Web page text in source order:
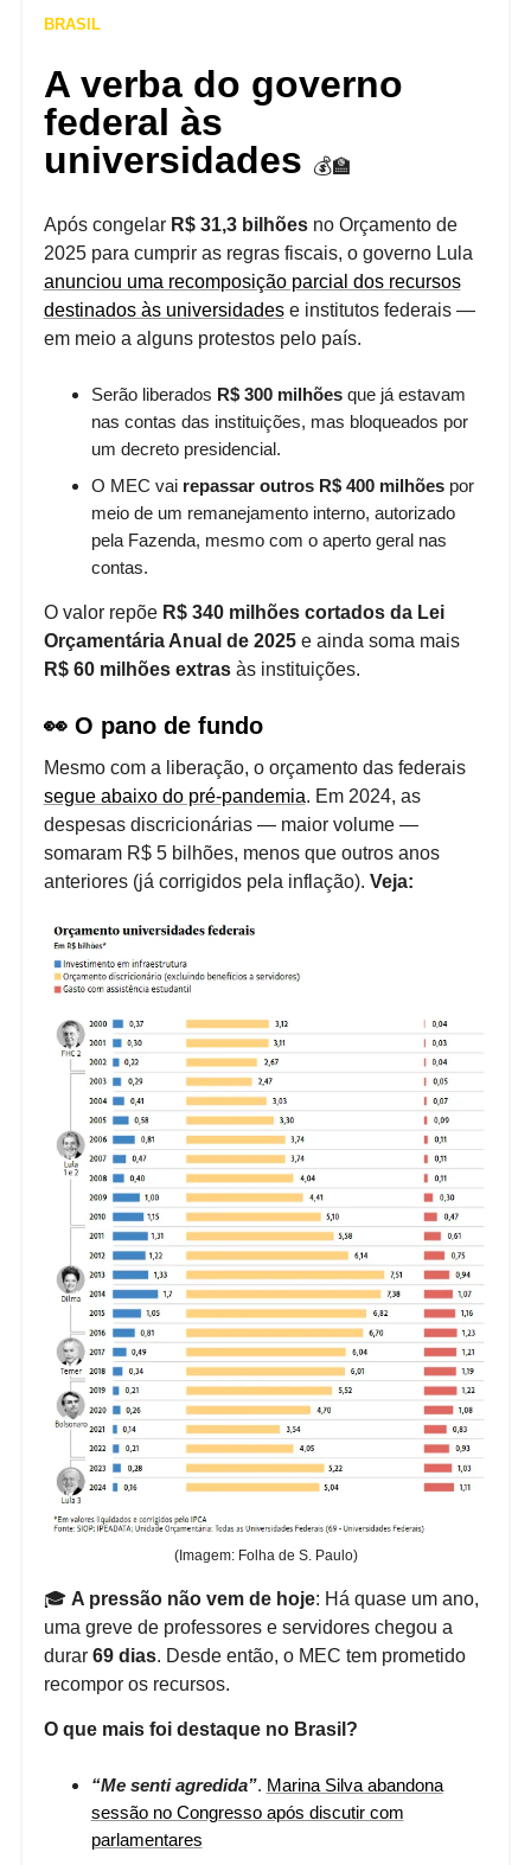
BRASIL
A verba do governo
federal às
universidades 💰️🏫
Após congelar R$ 31,3 bilhõesno Orçamento de
2025 para cumprir as regras fiscais, o governo Lula
anunciou uma recomposição parcial dos recursos
destinados às universidadese institutos federais —
em meio a alguns protestos pelo país.
Serão liberados R$ 300 milhõesque já estavam
nas contas das instituições, mas bloqueados por
um decreto presidencial.
O MEC vai repassar outros R$ 400 milhõespor
meio de um remanejamento interno, autorizado
pela Fazenda, mesmo com o aperto geral nas
contas.
O valor repõe R$ 340 milhões cortados da Lei
Orçamentária Anual de 2025e ainda soma mais
R$ 60 milhões extrasàs instituições.
👀 O pano de fundo
Mesmo com a liberação, o orçamento das federais
segue abaixo do pré-pandemia. Em 2024, as
despesas discricionárias — maior volume —
somaram R$ 5 bilhões, menos que outros anos
anteriores (já corrigidos pela inflação). Veja:
(Imagem: Folha de S. Paulo)
🎓 A pressão não vem de hoje: Há quase um ano,
uma greve de professores e servidores chegou a
durar 69 dias. Desde então, o MEC tem prometido
recompor os recursos.
O que mais foi destaque no Brasil?
“Me senti agredida”. Marina Silva abandona
sessão no Congresso após discutir com
parlamentares